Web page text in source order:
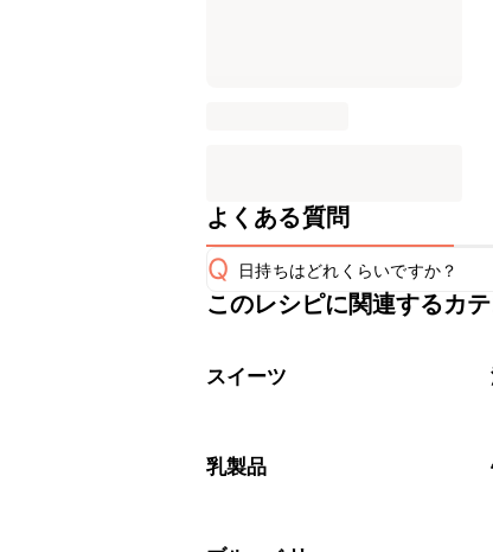
よくある質問
Q 日持ちはどれくらいですか？
保存期間は冷蔵で翌日中が目安
※日持ちは目安です。
このレシピに関連するカテ
スイーツ
乳製品